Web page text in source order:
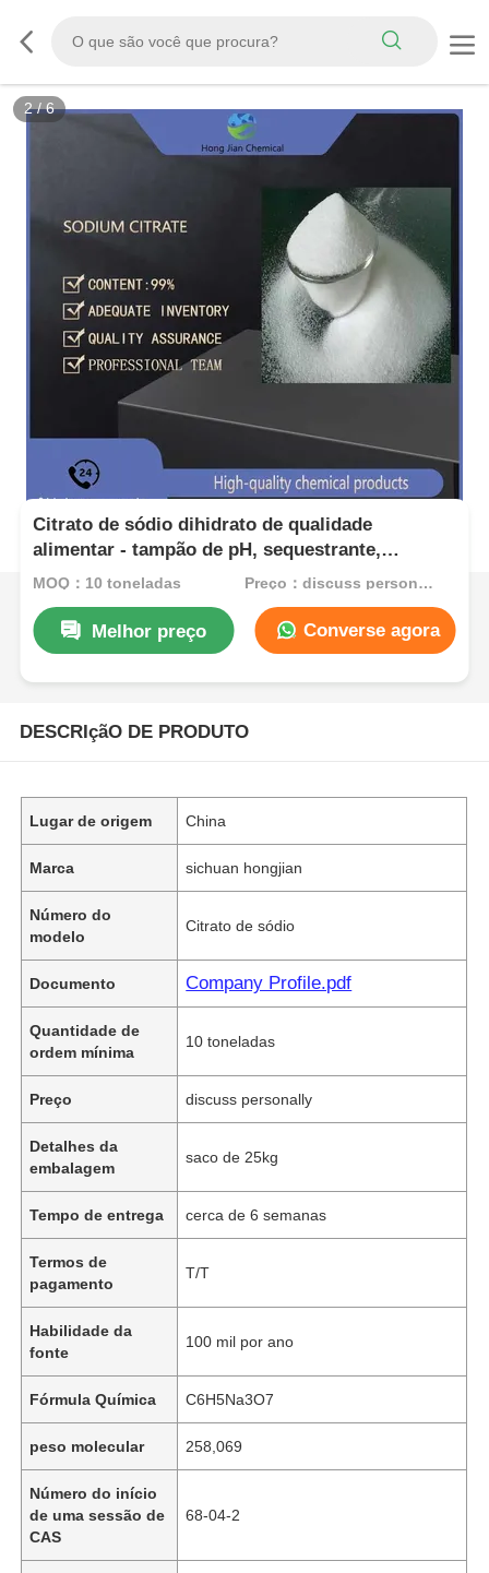
2/6
Citrato de sódio dihidrato de qualidade
alimentar - tampão de pH, sequestrante,
emulsionante para laticínios e bebidas
MOQ：10 toneladas Preço：discuss personally
Melhor preço Converse agora
DESCRIçãO DE PRODUTO
Lugar de origem China
Marca sichuan hongjian
Número do
modelo
Citrato de sódio
Documento Company Profile.pdf
Quantidade de
ordem mínima
10 toneladas
Preço discuss personally
Detalhes da
embalagem
saco de 25kg
Tempo de entrega cerca de 6 semanas
Termos de
pagamento
T/T
Habilidade da
fonte
100 mil por ano
Fórmula Química C6H5Na3O7
peso molecular 258,069
Número do início
de uma sessão de
CAS
68-04-2